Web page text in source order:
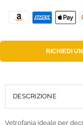
RICHIEDI UN
DESCRIZIONE
Vetrofania ideale per